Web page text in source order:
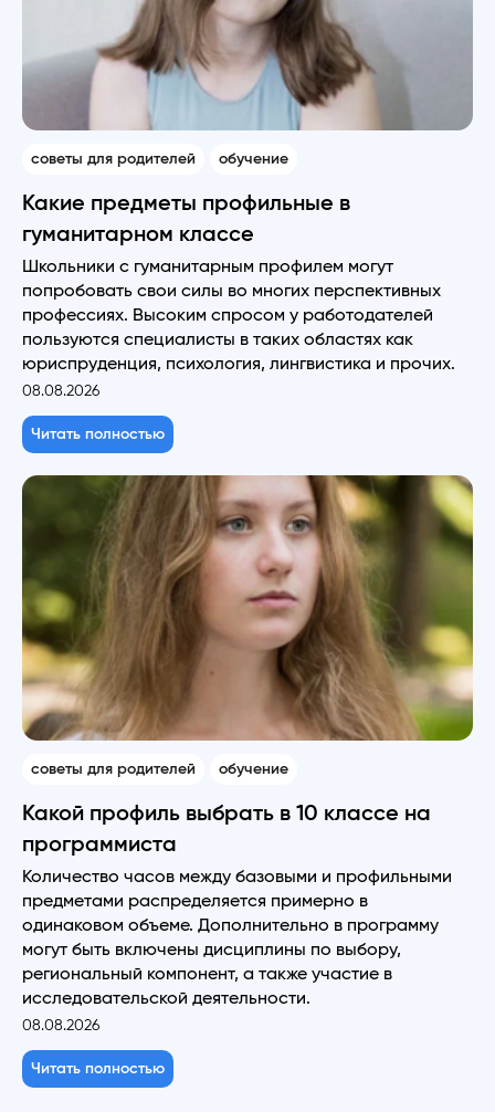
советы для родителей обучение
Какие предметы профильные в
гуманитарном классе
Школьники с гуманитарным профилем могут
попробовать свои силы во многих перспективных
профессиях. Высоким спросом у работодателей
пользуются специалисты в таких областях как
юриспруденция, психология, лингвистика и прочих.
08.08.2026
Читать полностью
советы для родителей обучение
Какой профиль выбрать в 10 классе на
программиста
Количество часов между базовыми и профильными
предметами распределяется примерно в
одинаковом объеме. Дополнительно в программу
могут быть включены дисциплины по выбору,
региональный компонент, а также участие в
исследовательской деятельности.
08.08.2026
Читать полностью